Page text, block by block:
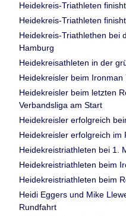
Heidekreis-Triathleten
Heidekreis-Triathleten
Heidekreis-Triathlethen bei
Hamburg
Heidekreisathleten in der
Heidekreisler beim Ironman
Heidekreisler beim letzten
Verbandsliga am Start
Heidekreisler erfolgreich
Heidekreisler erfolgreich im
Heidekreistriathleten bei 1.
Heidekreistriathleten beim
Heidekreistriathleten beim
Heidi Eggers und Mike
Rundfahrt